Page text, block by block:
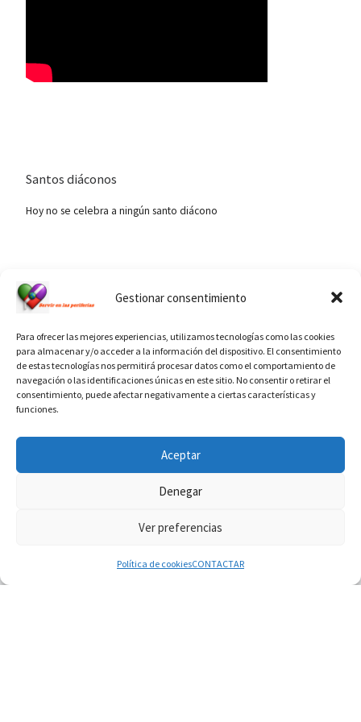
Gestionar consentimiento
Para ofrecer las mejores experiencias, utilizamos tecnologías como las cookies
para almacenar y/o acceder a la información del dispositivo. El consentimiento
de estas tecnologías nos permitirá procesar datos como el comportamiento de
navegación o las identificaciones únicas en este sitio. No consentir o retirar el
consentimiento, puede afectar negativamente a ciertas características y
funciones.
Aceptar
Denegar
Ver preferencias
Política de cookiesCONTACTAR
Santos diáconos
Hoy no se celebra a ningún santo diácono
Diaconado permanente– Todos los derechos reservados
WP